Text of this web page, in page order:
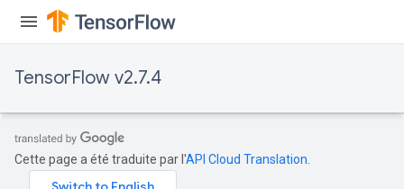
TensorFlow v2.7.4
Cette page a été traduite par l'API Cloud Translation